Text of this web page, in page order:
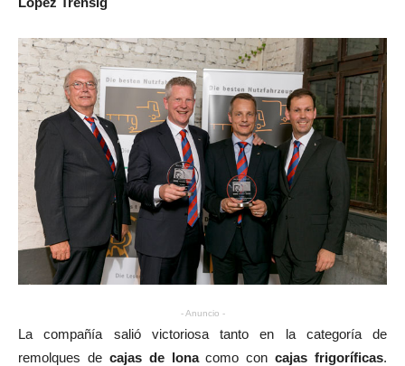
- Anuncio -
La compañía salió victoriosa tanto en la categoría de
remolques decajas de lonacomo con cajas frigoríficas.